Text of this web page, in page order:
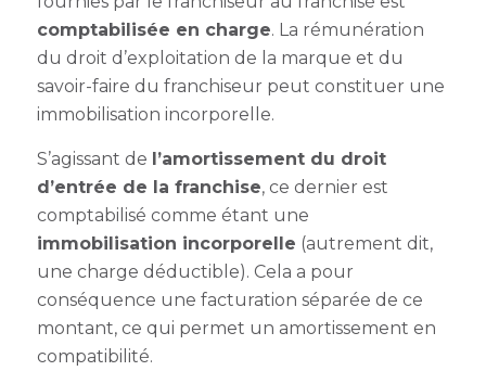
comptabilisée en charge. La rémunération
du droit d’exploitation de la marque et du
savoir-faire du franchiseur peut constituer une
immobilisation incorporelle.
S’agissant de l’amortissement du droit
d’entrée de la franchise, ce dernier est
comptabilisé comme étant une
immobilisation incorporelle (autrement dit,
une charge déductible). Cela a pour
conséquence une facturation séparée de ce
montant, ce qui permet un amortissement en
compatibilité.